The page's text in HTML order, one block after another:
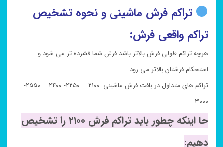
تراکم فرش ماشینی و نحوه تشخیص
تراکم واقعی فرش:
هرچه تراکم طولی فرش بالاتر باشد فرش شما فشرده تر می شود و
استحکام فرشتان بالاتر می رود.
تراکم های متداول در بافت فرش ماشینی: ۲۱۰۰ – ۲۲۵۰- ۲۴۰۰ – ۲۵۵۰-
۳۰۰۰
حا اینکه چطور باید تراکم فرش ۲۱۰۰ را تشخیص
دهیم: